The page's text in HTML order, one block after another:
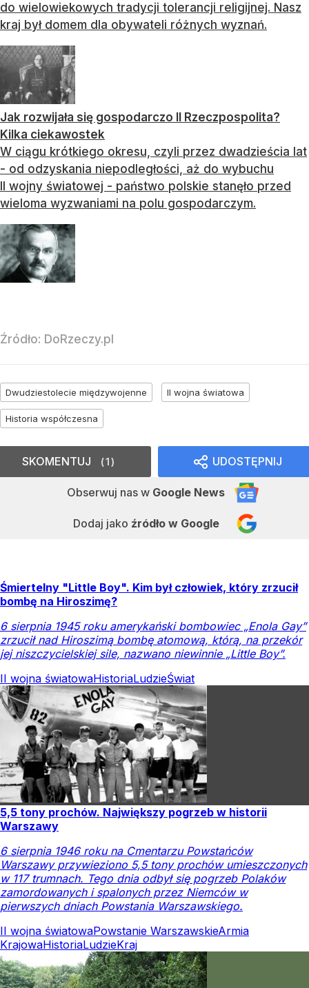
do wielowiekowych tradycji tolerancji religijnej. Nasz
kraj był domem dla obywateli różnych wyznań.
Jak rozwijała się gospodarczo II Rzeczpospolita?
Kilka ciekawostek
W ciągu krótkiego okresu, czyli przez dwadzieścia lat
- od odzyskania niepodległości, aż do wybuchu
II wojny światowej - państwo polskie stanęło przed
wieloma wyzwaniami na polu gospodarczym.
Źródło: DoRzeczy.pl
Dwudziestolecie międzywojenne II wojna światowa
Historia współczesna
UDOSTĘPNIJ
Obserwuj nas w Google News
Dodaj jako źródło w Google
SKOMENTUJ 1
Śmiertelny "Little Boy". Kim był człowiek, który zrzucił
bombę na Hiroszimę?
6 sierpnia 1945 roku amerykański bombowiec „Enola Gay”
zrzucił nad Hiroszimą bombę atomową, którą, na przekór
jej niszczycielskiej sile, nazwano niewinnie „Little Boy”.
II wojna światowaHistoriaLudzieŚwiat
5,5 tony prochów. Największy pogrzeb w historii
Warszawy
6 sierpnia 1946 roku na Cmentarzu Powstańców
Warszawy przywieziono 5,5 tony prochów umieszczonych
w 117 trumnach. Tego dnia odbył się pogrzeb Polaków
zamordowanych i spalonych przez Niemców w
pierwszych dniach Powstania Warszawskiego.
II wojna światowaPowstanie WarszawskieArmia
KrajowaHistoriaLudzieKraj